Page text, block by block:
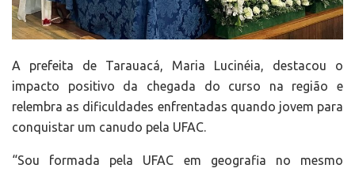
A prefeita de Tarauacá, Maria Lucinéia, destacou o
impacto positivo da chegada do curso na região e
relembra as dificuldades enfrentadas quando jovem para
conquistar um canudo pela UFAC.
“Sou formada pela UFAC em geografia no mesmo